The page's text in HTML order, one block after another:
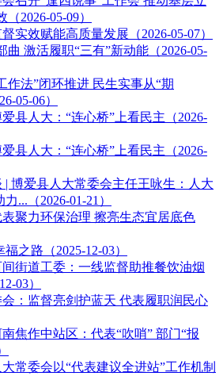
2026-05-09）
实效赋能高质量发展（2026-05-07）
曲 激活履职“三有”新动能（2026-05-
作法”闭环推进 民生实事从“期
05-06）
县人大：“连心桥”上看民主（2026-
县人大：“连心桥”上看民主（2026-
| 博爱县人大常委会主任王咏生：人大
...（2026-01-21）
聚力环保治理 擦亮生态宜居底色
之路（2025-12-03）
街道工委：一线监督助推餐饮油烟
03）
：监督亮剑护蓝天 代表履职润民心
焦作中站区：代表“吹哨” 部门“报
常委会以“代表建议全进站”工作机制